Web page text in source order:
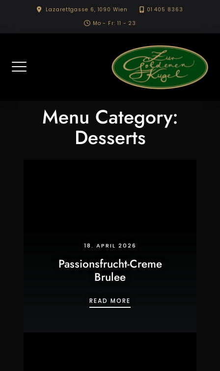
content
Lazarettgasse 6, 1090 Wien
01 405 8363
Mo - Fr: 11 - 23
Menu Category:
Desserts
18. APRIL 2026
Passionsfrucht-Creme
Brulee
READ MORE